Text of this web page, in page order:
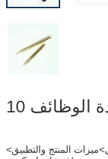
الوظائف 10
المنتج والتطبيق